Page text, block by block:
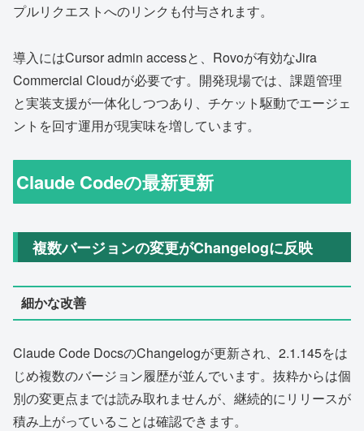
プルリクエストへのリンクも付与されます。
導入にはCursor admin accessと、Rovoが有効なJira
Commercial Cloudが必要です。開発現場では、課題管理
と実装支援が一体化しつつあり、チケット駆動でエージェ
ントを回す運用が現実味を増しています。
Claude Codeの最新更新
複数バージョンの変更がChangelogに反映
細かな改善
Claude Code DocsのChangelogが更新され、2.1.145をは
じめ複数のバージョン履歴が並んでいます。抜粋からは個
別の変更点までは読み取れませんが、継続的にリリースが
積み上がっていることは確認できます。